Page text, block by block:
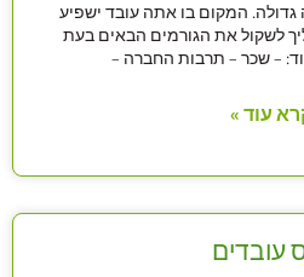
המקום בו אתה עובד ישפיע
לשקול את הגורמים הבאים בעת
– שכר – תרבות החברה –
עוד »
עובדים